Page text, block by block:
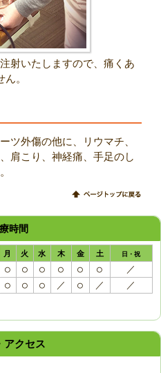
射いたしますので、痛くあ
ん。
ツ外傷の他に、リウマチ、
肩こり、神経痛、手足のし
時間
月 火 水 木 金 土 日・祝
○ ○ ○ ○ ○ ○ ／
○ ○ ○ ／ ○ ／ ／
アクセス